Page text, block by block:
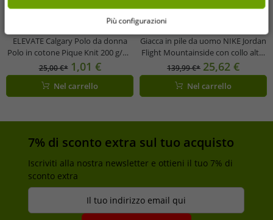
XS
ELEVATE Calgary Polo da donna
Polo in cotone Pique Knit 200 g/m²
3808138 Viola
25,00 €* 1,01 €
Nel carrello
S
Giacca in pile da uomo NIKE Jordan
Flight Mountainside con collo alto,
giacca in pelliccia sintetica, giacca
da mezza stagione FV7448-010
nera
139,99 €* 25,62 €
Nel carrello
7% di sconto extra sul tuo acquisto
Iscriviti alla nostra newsletter e ottieni il tuo 7% di
sconto extra
Il tuo indirizzo email qui
Più configurazioni